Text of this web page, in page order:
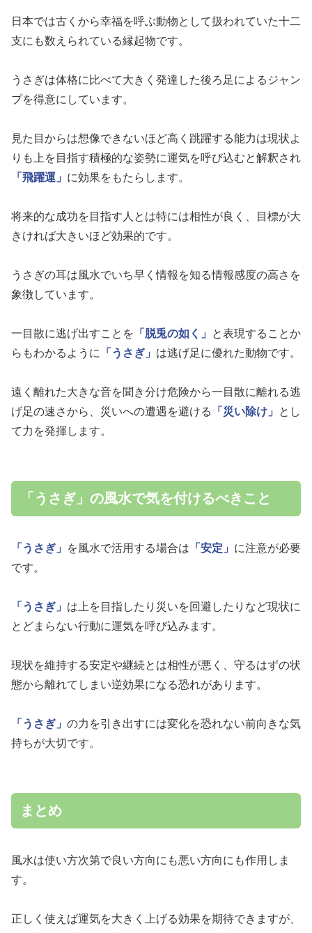
日本では古くから幸福を呼ぶ動物として扱われていた十二
支にも数えられている縁起物です。
うさぎは体格に比べて大きく発達した後ろ足によるジャン
プを得意にしています。
見た目からは想像できないほど高く跳躍する能力は現状よ
りも上を目指す積極的な姿勢に運気を呼び込むと解釈され
「飛躍運」 に効果をもたらします。
将来的な成功を目指す人とは特には相性が良く、目標が大
きければ大きいほど効果的です。
うさぎの耳は風水でいち早く情報を知る情報感度の高さを
象徴しています。
一目散に逃げ出すことを 「脱兎の如く」
と表現することか
らもわかるように
「うさぎ」 は逃げ足に優れた動物です。
遠く離れた大きな音を聞き分け危険から一目散に離れる逃
げ足の速さから、災いへの遭遇を避ける
「災い除け」
とし
て力を発揮します。
「うさぎ」の風水で気を付けるべきこと
「うさぎ」 を風水で活用する場合は 「安定」 に注意が必要
です。
「うさぎ」 は上を目指したり災いを回避したりなど現状に
とどまらない行動に運気を呼び込みます。
現状を維持する安定や継続とは相性が悪く、守るはずの状
態から離れてしまい逆効果になる恐れがあります。
「うさぎ」 の力を引き出すには変化を恐れない前向きな気
持ちが大切です。
まとめ
風水は使い方次第で良い方向にも悪い方向にも作用しま
す。
正しく使えば運気を大きく上げる効果を期待できますが、